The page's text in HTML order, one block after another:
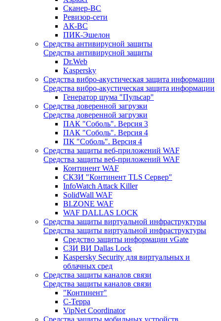
Сканер-ВС
Ревизор-сети
АК-ВС
ПИК-Эшелон
Средства антивирусной защиты
Средства антивирусной защиты
Dr.Web
Kaspersky
Средства вибро-акустическая защита информации
Средства вибро-акустическая защита информации
Генератор шума "Пульсар"
Средства доверенной загрузки
Средства доверенной загрузки
ПАК "Соболь". Версия 3
ПАК "Соболь". Версия 4
ПК "Соболь". Версия 4
Средства защиты веб-приложений WAF
Средства защиты веб-приложений WAF
Континент WAF
СКЗИ "Континент TLS Сервер"
InfoWatch Attack Killer
SolidWall WAF
BI.ZONE WAF
WAF DALLAS LOCK
Средства защиты виртуальной инфраструктуры
Средства защиты виртуальной инфраструктуры
Средство защиты информации vGate
СЗИ ВИ Dallas Lock
Kaspersky Security для виртуальных и
облачных сред
Средства защиты каналов связи
Средства защиты каналов связи
"Континент"
С-Терра
VipNet Coordinator
Средства защиты мобильных устройств